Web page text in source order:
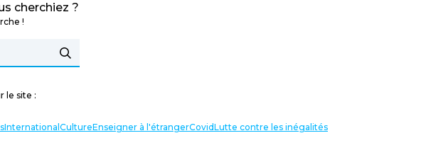
cherchiez ?
!
le site :
International CultureEnseigner à l'étrangerCovidLutte contre les inégalités